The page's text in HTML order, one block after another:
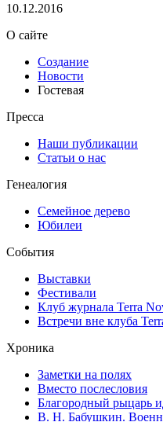
10.12.2016
О сайте
Создание
Новости
Гостевая
Пресса
Наши публикации
Статьи о нас
Генеалогия
Семейное дерево
Юбилеи
События
Выставки
Фестивали
Клуб журнала Terra
Встречи вне клуба
Хроника
Заметки на полях
Вместо послесловия
Благородный рыцарь
В. Н. Бабушкин.